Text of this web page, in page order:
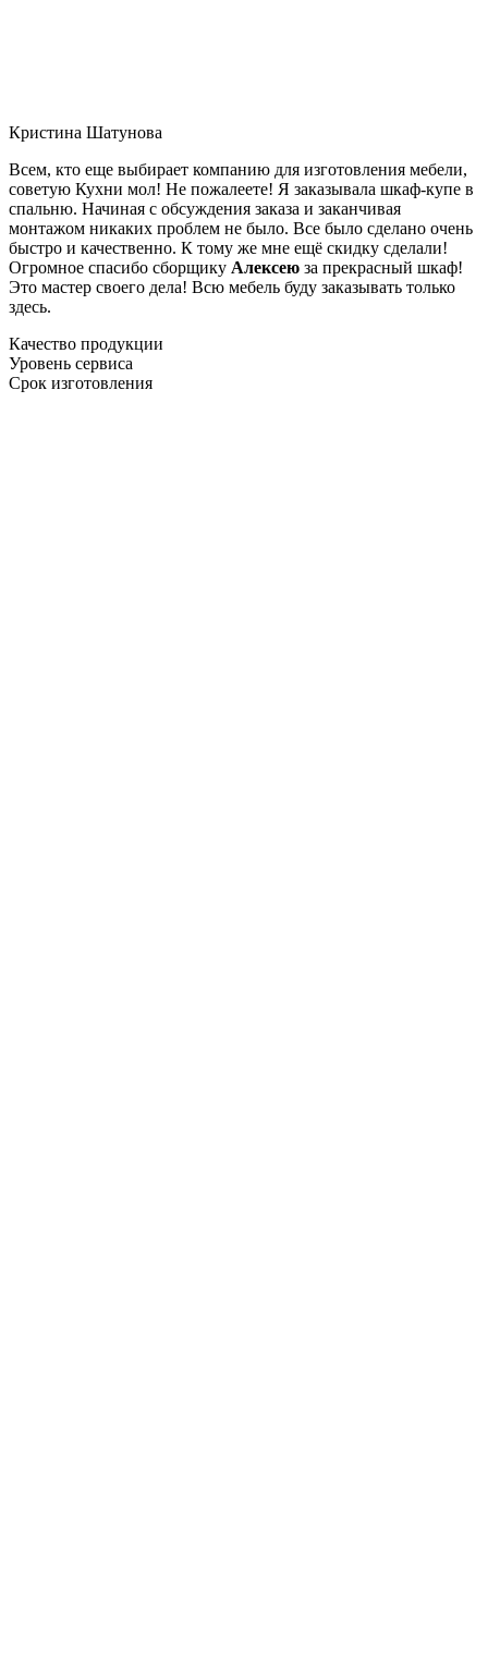
Кристина Шатунова
Всем, кто еще выбирает компанию для изготовления мебели,
советую Кухни мол! Не пожалеете! Я заказывала шкаф-купе в
спальню. Начиная с обсуждения заказа и заканчивая
монтажом никаких проблем не было. Все было сделано очень
быстро и качественно. К тому же мне ещё скидку сделали!
Огромное спасибо сборщику Алексею за прекрасный шкаф!
Это мастер своего дела! Всю мебель буду заказывать только
здесь.
Качество продукции
Уровень сервиса
Срок изготовления